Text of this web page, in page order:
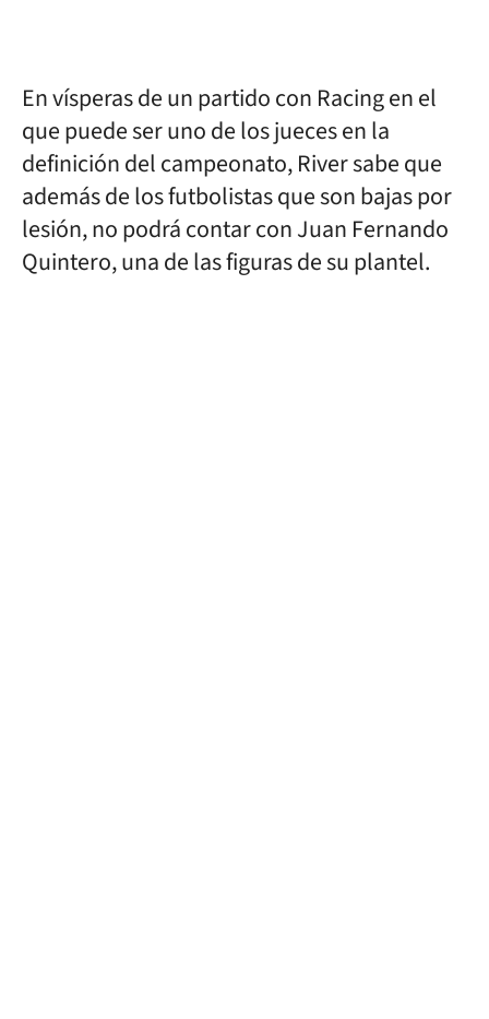
En vísperas de un partido con Racing en el
que puede ser uno de los jueces en la
definición del campeonato, River sabe que
además de los futbolistas que son bajas por
lesión, no podrá contar con Juan Fernando
Quintero, una de las figuras de su plantel.